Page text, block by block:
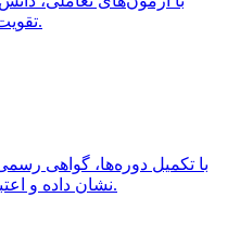
تقویت کرده و پیشرفتتان را پیگیری کنید.
با تکمیل دوره‌ها، گواهی
نشان داده و اعتبار پورتفولیوی خود را افزایش دهید.